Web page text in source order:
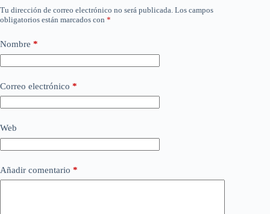
Tu dirección de correo electrónico no será publicada. Los campos
obligatorios están marcados con *
Nombre *
Correo electrónico *
Web
Añadir comentario *